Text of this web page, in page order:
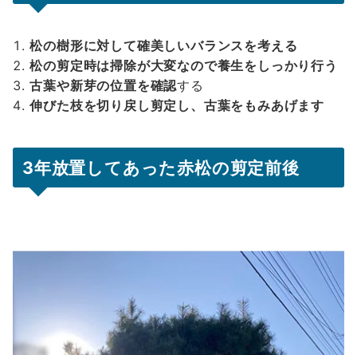
松の樹形に対して確美しいバランスを考える
松の剪定時は掃除が大変なので養生をしっかり行う
古葉や新芽の位置を確認する
伸びた枝を切り戻し剪定し、古葉をもみあげます
3年放置してあった赤松の剪定前後